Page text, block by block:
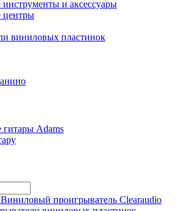
и аксессуары
центры
виниловых пластинок
гитары Adams
Виниловый проигрыватель Clearaudio